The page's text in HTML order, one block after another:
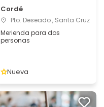
Cordé
Pto. Deseado , Santa Cruz
Merienda para dos
personas
Nueva